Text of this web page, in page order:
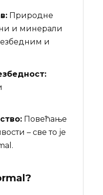
Природне
и минерали
и
Повећање
– све то је
?